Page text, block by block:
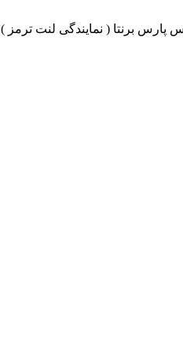
پارس برنتا ( نمایندگی لنت ترمز )